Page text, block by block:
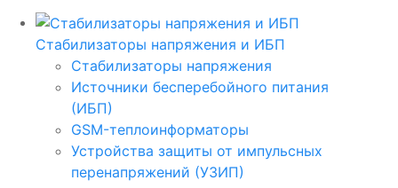
Стабилизаторы напряжения и ИБП
Стабилизаторы напряжения
Источники бесперебойного питания
(ИБП)
GSM-теплоинформаторы
Устройства защиты от импульсных
перенапряжений (УЗИП)